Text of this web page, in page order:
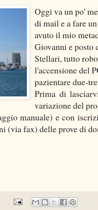
Oggi va un po'
di mail e a fare
avuto il mio
Giovanni e posto
Stellari, tutto
l'accensione del
pazientare due-
Prima di
variazione del
manuale) e con
(via fax) delle prove di